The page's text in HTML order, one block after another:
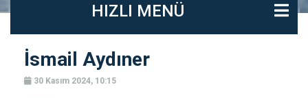
HIZLI MENÜ
İsmail Aydıner
30 Kasım 2024, 10:15